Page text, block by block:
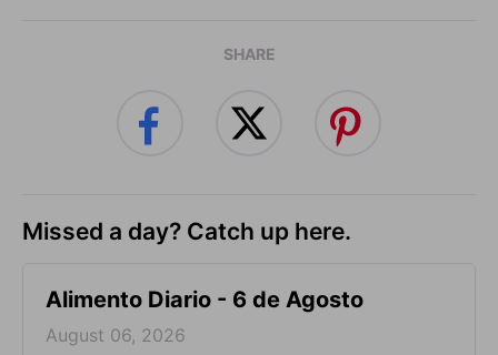
SHARE
Missed a day? Catch up here.
Alimento Diario - 6 de Agosto
August 06, 2026